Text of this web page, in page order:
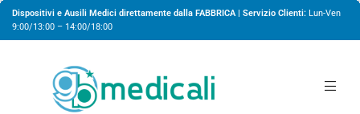
Dispositivi e Ausili Medici direttamente dalla FABBRICA | Servizio Clienti: Lun-Ven
9:00/13:00 – 14:00/18:00